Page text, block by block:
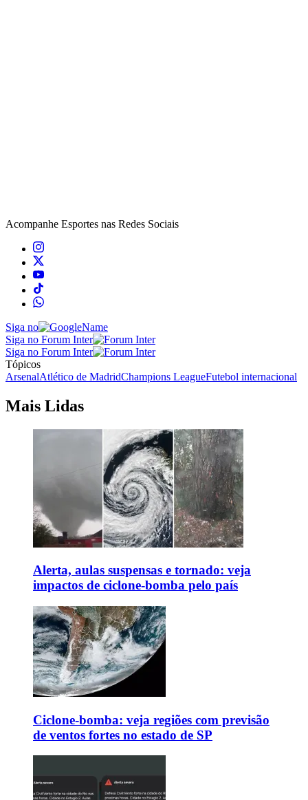
Acompanhe Esportes nas Redes Sociais
Siga no
Siga no Forum Inter
Siga no Forum Inter
Tópicos
ArsenalAtlético de MadridChampions LeagueFutebol internacional
Mais Lidas
Alerta, aulas suspensas e tornado: veja
impactos de ciclone-bomba pelo país
Ciclone-bomba: veja regiões com previsão
de ventos fortes no estado de SP